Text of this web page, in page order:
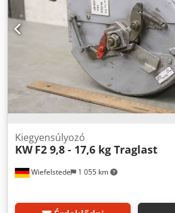
Wiefelstede 1 055 km
Kiegyensúlyozó
KW F2 9,8 - 17,6 kg Traglast